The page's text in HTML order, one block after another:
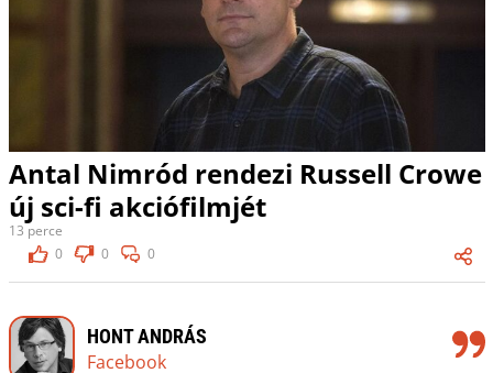
Antal Nimród rendezi Russell Crowe
új sci-fi akciófilmjét
13 perce
0
0 0
HONT ANDRÁS
Facebook